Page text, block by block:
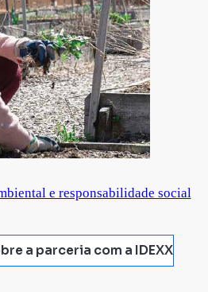
e responsabilidade social
a parceria com a IDEXX